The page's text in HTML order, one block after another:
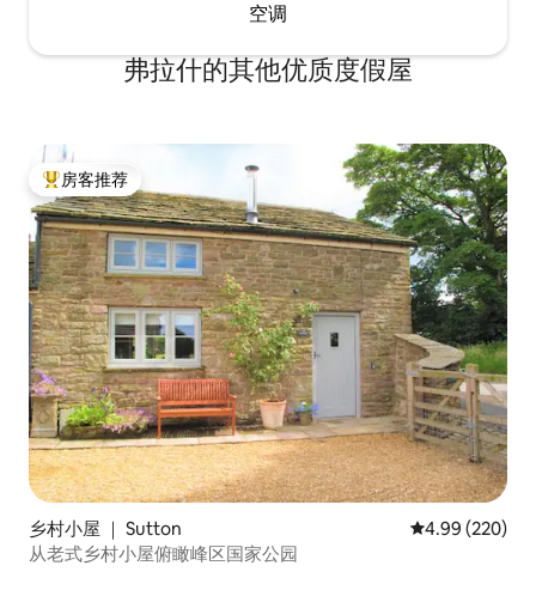
空调
弗拉什的其他优质度假屋
热门「房客推荐」
房客推荐
乡村小屋 ｜ Sutton 平均评分 4.99
4.99 (220)
从老式乡村小屋俯瞰峰区国家公园